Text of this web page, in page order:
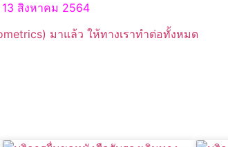
13 สิงหาคม 2564